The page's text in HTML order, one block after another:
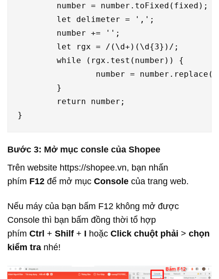
}
Bước 3: Mở mục consle của Shopee
Trên website https://shopee.vn, bạn nhấn
phím F12 để mở mục Console của trang web.
Nếu máy của bạn bấm F12 không mở được
Console thì bạn bấm đồng thời tổ hợp
phím Ctrl + Shilf + I hoặc Click chuột phải > chọn
kiểm tra nhé!